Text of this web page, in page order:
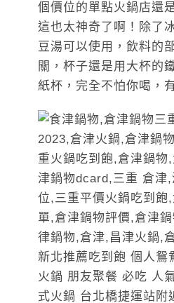
個價位的單點火鍋店還
這也太神奇了啊！除了
豆湯可以使用，飲料的
關，杯子還是用大杯的
紙杯，完全不怕你喝，